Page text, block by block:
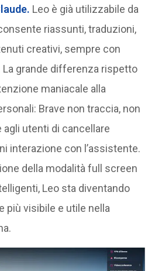
. Leo è già utilizzabile da
riassunti, traduzioni,
creativi, sempre con
La grande differenza rispetto
maniacale alla
Brave non traccia, non
utenti di cancellare
interazione con l’assistente.
della modalità full screen
Leo sta diventando
più visibile e utile nella